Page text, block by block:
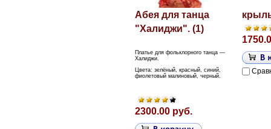
Абея для танца
"Халиджи". (1)
Платье для фольклорного танца —
Халиджи.
Цвета: зелёный, красный, синий,
фиолетовый малиновый, черный.
2300.00 руб.